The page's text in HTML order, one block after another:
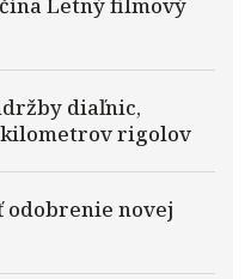
diaľnic,
kilometrov rigolov
novej